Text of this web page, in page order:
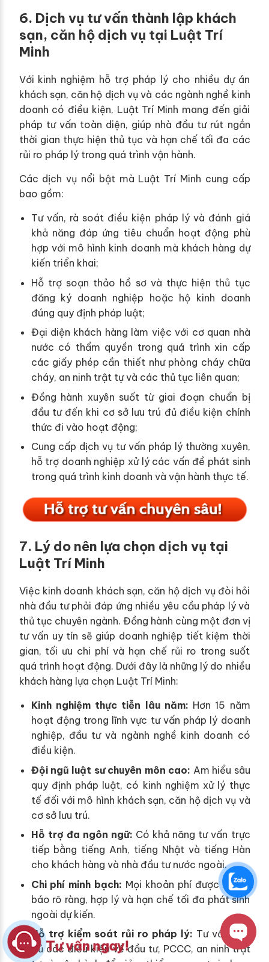
6. Dịch vụ tư vấn thành lập khách
sạn, căn hộ dịch vụ tại Luật Trí
Minh
Với kinh nghiệm hỗ trợ pháp lý cho nhiều dự án
khách sạn, căn hộ dịch vụ và các ngành nghề kinh
doanh có điều kiện, Luật Trí Minh mang đến giải
pháp tư vấn toàn diện, giúp nhà đầu tư rút ngắn
thời gian thực hiện thủ tục và hạn chế tối đa các
rủi ro pháp lý trong quá trình vận hành.
Các dịch vụ nổi bật mà Luật Trí Minh cung cấp
bao gồm:
Tư vấn, rà soát điều kiện pháp lý và đánh giá
khả năng đáp ứng tiêu chuẩn hoạt động phù
hợp với mô hình kinh doanh mà khách hàng dự
kiến triển khai;
Hỗ trợ soạn thảo hồ sơ và thực hiện thủ tục
đăng ký doanh nghiệp hoặc hộ kinh doanh
đúng quy định pháp luật;
Đại diện khách hàng làm việc với cơ quan nhà
nước có thẩm quyền trong quá trình xin cấp
các giấy phép cần thiết như phòng cháy chữa
cháy, an ninh trật tự và các thủ tục liên quan;
Đồng hành xuyên suốt từ giai đoạn chuẩn bị
đầu tư đến khi cơ sở lưu trú đủ điều kiện chính
thức đi vào hoạt động;
Cung cấp dịch vụ tư vấn pháp lý thường xuyên,
hỗ trợ doanh nghiệp xử lý các vấn đề phát sinh
trong quá trình kinh doanh và vận hành thực tế.
7. Lý do nên lựa chọn dịch vụ tại
Luật Trí Minh
Việc kinh doanh khách sạn, căn hộ dịch vụ đòi hỏi
nhà đầu tư phải đáp ứng nhiều yêu cầu pháp lý và
thủ tục chuyên ngành. Đồng hành cùng một đơn vị
tư vấn uy tín sẽ giúp doanh nghiệp tiết kiệm thời
gian, tối ưu chi phí và hạn chế rủi ro trong suốt
quá trình hoạt động. Dưới đây là những lý do nhiều
khách hàng lựa chọn Luật Trí Minh:
Kinh nghiệm thực tiễn lâu năm: Hơn 15 năm
hoạt động trong lĩnh vực tư vấn pháp lý doanh
nghiệp, đầu tư và ngành nghề kinh doanh có
điều kiện.
Đội ngũ luật sư chuyên môn cao: Am hiểu sâu
quy định pháp luật, có kinh nghiệm xử lý thực
tế đối với mô hình khách sạn, căn hộ dịch vụ và
cơ sở lưu trú.
Hỗ trợ đa ngôn ngữ: Có khả năng tư vấn trực
tiếp bằng tiếng Anh, tiếng Nhật và tiếng Hàn
cho khách hàng và nhà đầu tư nước ngoài.
Chi phí minh bạch: Mọi khoản phí được thông
báo rõ ràng, hợp lý và hạn chế tối đa phát sinh
ngoài dự kiến.
Hỗ trợ kiểm soát rủi ro pháp lý: Tư vấn đầy
đủ các điều kiện về đầu tư, PCCC, an ninh trật
Tư vấn ngay!